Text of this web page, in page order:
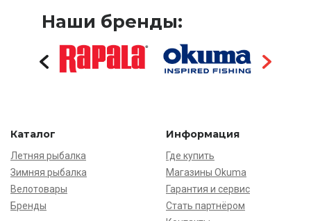
Наши бренды:
Каталог
Летняя рыбалка
Зимняя рыбалка
Велотовары
Бренды
Информация
Где купить
Магазины Okuma
Гарантия и сервис
Стать партнёром